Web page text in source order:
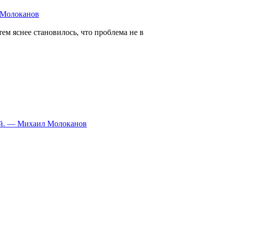
яснее становилось, что проблема не в
— Михаил Молоканов